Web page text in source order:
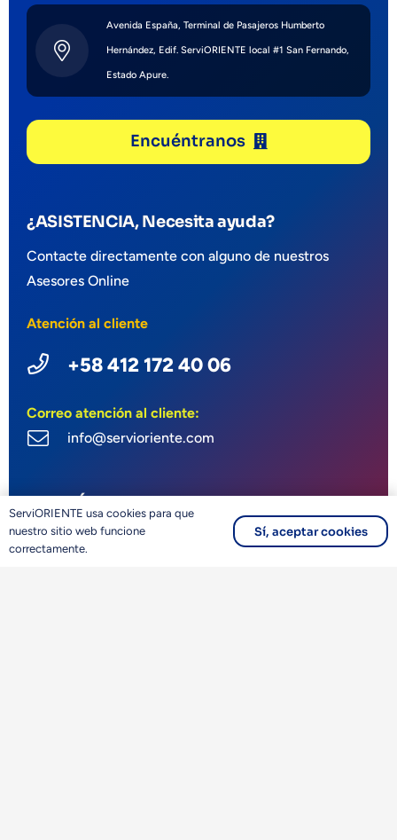
Avenida España, Terminal de Pasajeros Humberto
Hernández, Edif. ServiORIENTE local #1 San Fernando,
Estado Apure.
Encuéntranos
¿ASISTENCIA, Necesita ayuda?
Contacte directamente con alguno de nuestros
Asesores Online
Atención al cliente
+58 412 172 40 06
Correo atención al cliente:
info@servioriente.com
CONTÁCTANOS
mail Formulario de contacto
ServiORIENTE usa cookies para que
nuestro sitio web funcione
correctamente.
Sí, aceptar cookies